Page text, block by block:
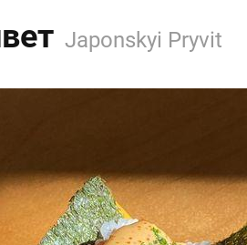
Japonskyi Pryvit